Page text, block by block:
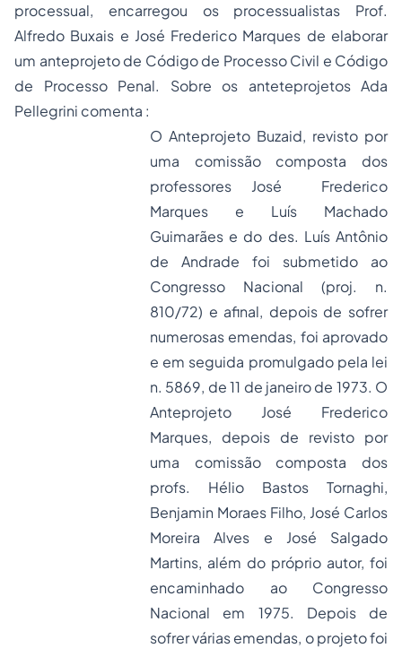
processual, encarregou os processualistas Prof.
Alfredo Buxais e José Frederico Marques de elaborar
um anteprojeto de Código de Processo Civil e Código
de Processo Penal. Sobre os anteteprojetos Ada
Pellegrini comenta :
O Anteprojeto Buzaid, revisto por
uma comissão composta dos
professores José Frederico
Marques e Luís Machado
Guimarães e do des. Luís Antônio
de Andrade foi submetido ao
Congresso Nacional (proj. n.
810/72) e afinal, depois de sofrer
numerosas emendas, foi aprovado
e em seguida promulgado pela lei
n. 5869, de 11 de janeiro de 1973. O
Anteprojeto José Frederico
Marques, depois de revisto por
uma comissão composta dos
profs. Hélio Bastos Tornaghi,
Benjamin Moraes Filho, José Carlos
Moreira Alves e José Salgado
Martins, além do próprio autor, foi
encaminhado ao Congresso
Nacional em 1975. Depois de
sofrer várias emendas, o projeto foi